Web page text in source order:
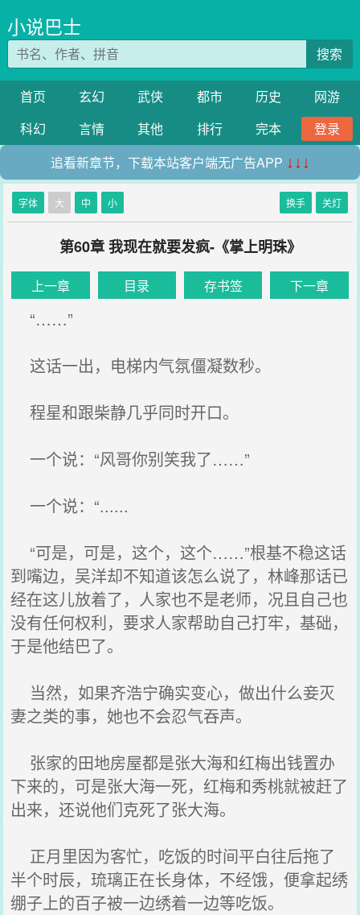
小说巴士
搜索
首页 玄幻 武侠 都市 历史
网游
科幻
言情 其他 排行 完本
登录
追看新章节，下载本站客户端无广告APP ↓↓↓
字体 大 中 小 换手 关灯
第60章 我现在就要发疯-《掌上明珠》
上一章 目录 存书签 下一章
“……”
这话一出，电梯内气氛僵凝数秒。
程星和跟柴静几乎同时开口。
一个说：“风哥你别笑我了……”
一个说：“......
“可是，可是，这个，这个……”根基不稳这话
到嘴边，吴洋却不知道该怎么说了，林峰那话已
经在这儿放着了，人家也不是老师，况且自己也
没有任何权利，要求人家帮助自己打牢，基础，
于是他结巴了。
当然，如果齐浩宁确实变心，做出什么妾灭
妻之类的事，她也不会忍气吞声。
张家的田地房屋都是张大海和红梅出钱置办
下来的，可是张大海一死，红梅和秀桃就被赶了
出来，还说他们克死了张大海。
正月里因为客忙，吃饭的时间平白往后拖了
半个时辰，琉璃正在长身体，不经饿，便拿起绣
绷子上的百子被一边绣着一边等吃饭。